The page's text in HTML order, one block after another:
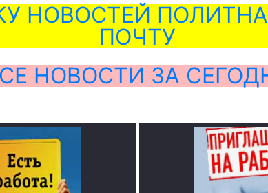
НОВОСТЕЙ
ПОЧТУ
НОВОСТИ ЗА